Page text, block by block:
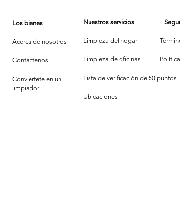
Más Bonito?
Los bienes
Acerca de nosotros
Contáctenos
Conviértete en un
limpiador
Nuestros servicios
Limpieza del hogar
Limpieza de oficinas
Lista de verificación de 50 puntos
Ubicaciones
P